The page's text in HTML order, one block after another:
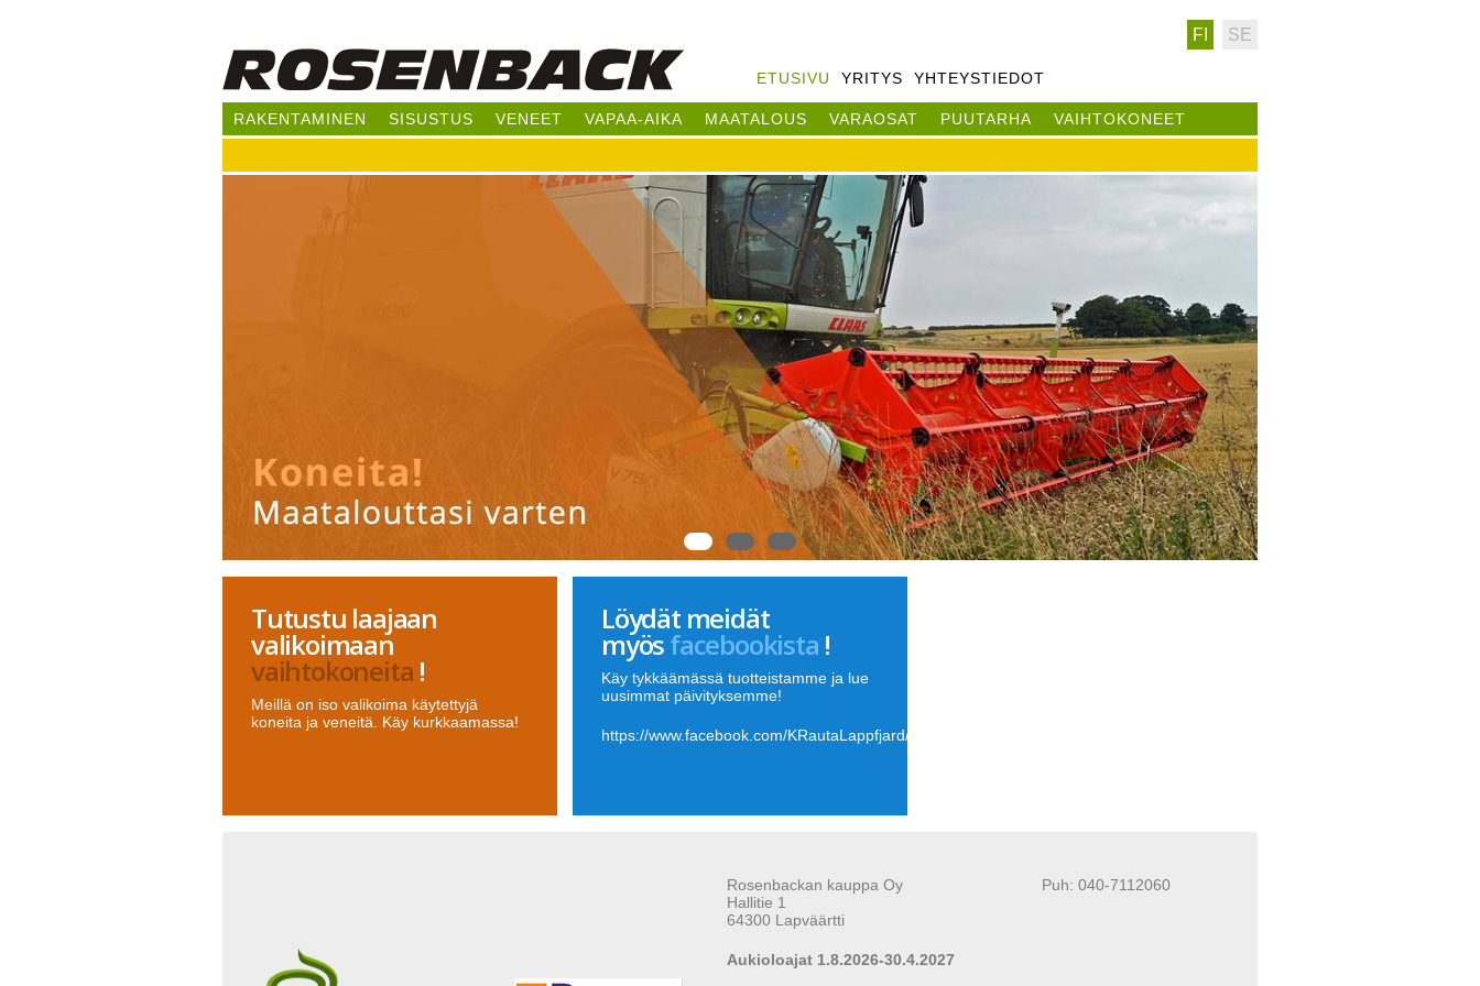
FI SE
ETUSIVU YRITYS YHTEYSTIEDOT
RAKENTAMINEN SISUSTUS VENEET VAPAA-AIKA MAATALOUS VARAOSAT PUUTARHA VAIHTOKONEET
Tutustu laajaan
valikoimaan
vaihtokoneita !
Meillä on iso valikoima käytettyjä
koneita ja veneitä. Käy kurkkaamassa!
Löydät meidät
myösfacebookista !
Käy tykkäämässä tuotteistamme ja lue
uusimmat päivityksemme!
https://www.facebook.com/KRautaLappfjard/
Rosenbackan kauppa Oy
Hallitie 1
64300 Lapväärtti
Aukioloajat 1.8.2026-30.4.2027
Puh: 040-7112060